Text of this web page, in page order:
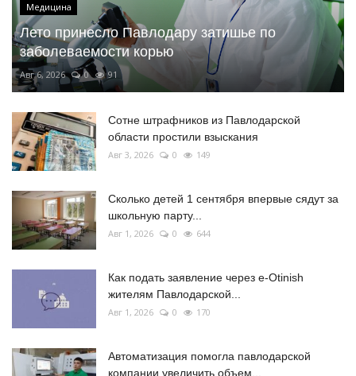
Медицина
Лето принесло Павлодару затишье по
заболеваемости корью
Авг 6, 2026 0 91
Сотне штрафников из Павлодарской
области простили взыскания
Авг 3, 2026 0 149
Сколько детей 1 сентября впервые сядут за
школьную парту...
Авг 1, 2026 0 644
Как подать заявление через e-Otinish
жителям Павлодарской...
Авг 1, 2026 0 170
Автоматизация помогла павлодарской
компании увеличить объем...